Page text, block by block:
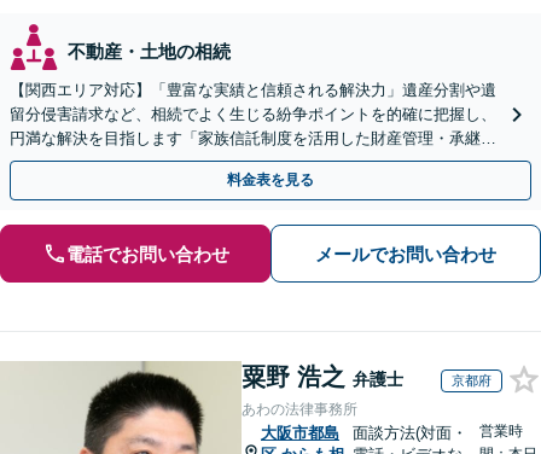
不動産・土地の相続
【関西エリア対応】「豊富な実績と信頼される解決力」遺産分割や遺
留分侵害請求など、相続でよく生じる紛争ポイントを的確に把握し、
円満な解決を目指します「家族信託制度を活用した財産管理・承継プ
ランのご提案」「次世代へ想いを託す円滑な事業承継」
料金表を見る
電話でお問い合わせ メールでお問い合わせ
粟野 浩之 弁護士 京都府
あわの法律事務所
大阪市都島
面談方法(対面・
営業時